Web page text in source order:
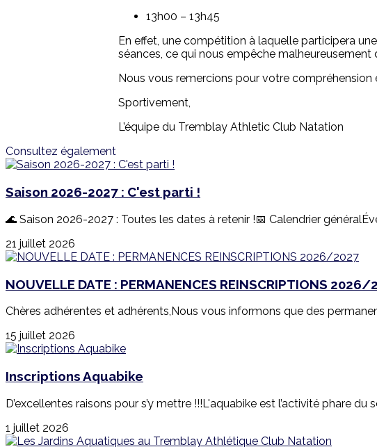
13h00 – 13h45
En effet, une compétition à laquelle participera
séances, ce qui nous empêche malheureusement
Nous vous remercions pour votre
Sportivement,
L’équipe du Tremblay Athletic Club Natation
Consultez également
Saison 2026-2027 : C'est parti !
🌊 Saison 2026-2027 : Toutes les dates à retenir !📅 Calendrier
21 juillet 2026
NOUVELLE DATE : PERMANENCES REINSCRIPTIONS 2026/
Chères adhérentes et adhérents,Nous vous informons que des
15 juillet 2026
Inscriptions Aquabike
D’excellentes raisons pour s’y mettre !!!L'aquabike est l’activité phare du
1 juillet 2026